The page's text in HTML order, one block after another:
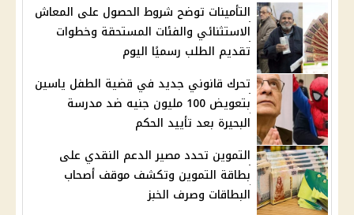
التأمينات توضح شروط الحصول على المعاش
الاستثنائي والفئات المستحقة وخطوات
تقديم الطلب رسميًا اليوم
تحرك قانوني جديد في قضية الطفل ياسين
بتعويض 100 مليون جنيه ضد مدرسة
البحيرة بعد تأييد الحكم
التموين تحدد مصير الدعم النقدي على
بطاقة التموين وتكشف موقف أصحاب
البطاقات وصرف الخبز